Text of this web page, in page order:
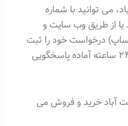
می توانید با شماره
بگیرید یا از طریق وب سایت و
درخواست خود را ثبت
کنید. تیم پشتیبانی به صورت ۲۴ ساعته آماده پاسخگویی
آباد خرید و فروش می